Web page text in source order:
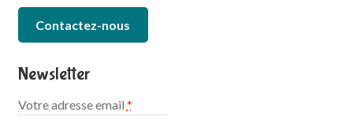
Contactez-nous
Newsletter
Votre adresse email *